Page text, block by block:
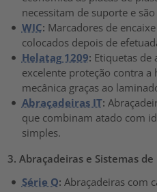
necessitam de suporte e
WIC: Marcadores de
colocados depois de
Helatag 1209: Etiquetas
excelente proteção contra a
mecânica graças ao
Abraçadeiras IT:
que combinam atado com
simples.
3. Abraçadeiras e Sistemas de
Série Q: Abraçadeiras com